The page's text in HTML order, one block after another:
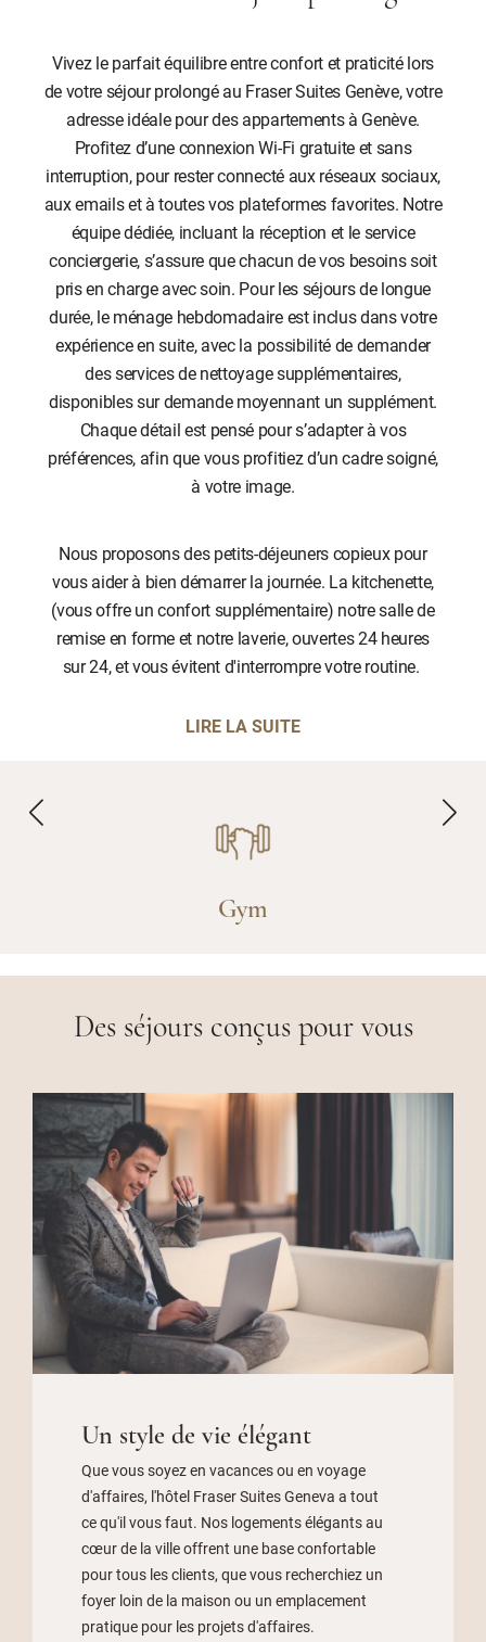
Vivez le parfait équilibre entre confort et praticité lors
de votre séjour prolongé au Fraser Suites Genève, votre
adresse idéale pour des appartements à Genève.
Profitez d’une connexion Wi-Fi gratuite et sans
interruption, pour rester connecté aux réseaux sociaux,
aux emails et à toutes vos plateformes favorites. Notre
équipe dédiée, incluant la réception et le service
conciergerie, s’assure que chacun de vos besoins soit
pris en charge avec soin. Pour les séjours de longue
durée, le ménage hebdomadaire est inclus dans votre
expérience en suite, avec la possibilité de demander
des services de nettoyage supplémentaires,
disponibles sur demande moyennant un supplément.
Chaque détail est pensé pour s’adapter à vos
préférences, afin que vous profitiez d’un cadre soigné,
à votre image.
Nous proposons des petits-déjeuners copieux pour
vous aider à bien démarrer la journée. La kitchenette,
(vous offre un confort supplémentaire) notre salle de
remise en forme et notre laverie, ouvertes 24 heures
sur 24, et vous évitent d'interrompre votre routine.
LIRE LA SUITE
Gym
Des séjours conçus pour vous
Un style de vie élégant
Que vous soyez en vacances ou en voyage
d'affaires, l'hôtel Fraser Suites Geneva a tout
ce qu'il vous faut. Nos logements élégants au
cœur de la ville offrent une base confortable
pour tous les clients, que vous recherchiez un
foyer loin de la maison ou un emplacement
pratique pour les projets d'affaires.